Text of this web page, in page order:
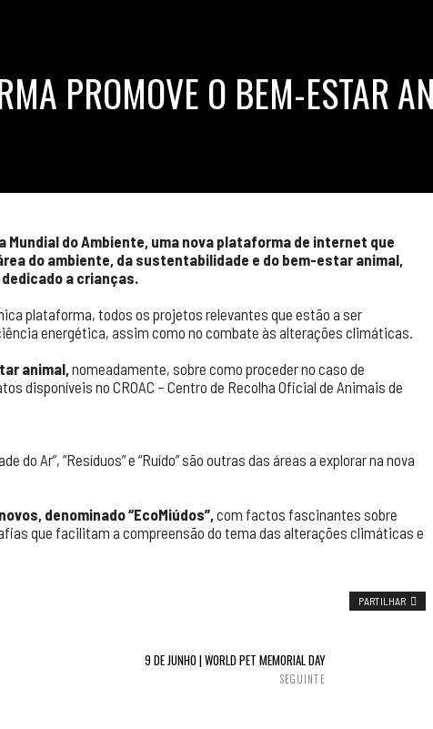
PROMOVE O BEM-ESTAR
Mundial do Ambiente, uma nova plataforma de internet que
do ambiente, da sustentabilidade e do bem-estar animal,
a crianças.
plataforma, todos os projetos relevantes que estão a ser
energética, assim como no combate às alterações climáticas.
animal,nomeadamente, sobre como proceder no caso de
disponíveis no CROAC – Centro de Recolha Oficial de Animais de
do Ar”, “Resíduos” e “Ruído” são outras das áreas a explorar na nova
denominado “EcoMiúdos”,com factos fascinantes sobre
que facilitam a compreensão do tema das alterações climáticas e
PARTILHAR
9 DE JUNHO | WORLD PET MEMORIAL DAY
SEGUINTE